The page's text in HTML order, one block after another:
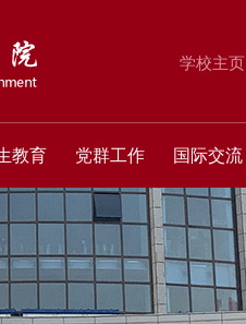
学校主页
教育 党群工作 国际交流